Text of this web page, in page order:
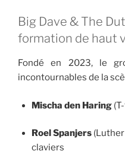
Big Dave & The
formation de haut
Fondé en 2023, le
incontournables de la
Mischa den Haring
Roel Spanjers(Luther
claviers